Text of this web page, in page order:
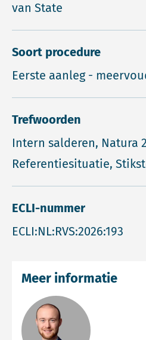
van State
Soort procedure
Eerste aanleg -
Trefwoorden
Intern salderen, Natura
Referentiesituatie,
ECLI-nummer
ECLI:NL:RVS:2026:193
Meer informatie